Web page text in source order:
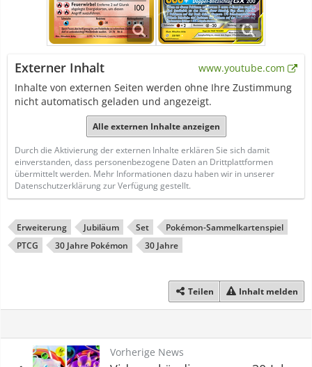
Externer Inhalt
www.youtube.com
Inhalte von externen Seiten werden ohne Ihre Zustimmung
nicht automatisch geladen und angezeigt.
Alle externen Inhalte anzeigen
Durch die Aktivierung der externen Inhalte erklären Sie sich damit
einverstanden, dass personenbezogene Daten an Drittplattformen
übermittelt werden. Mehr Informationen dazu haben wir in unserer
Datenschutzerklärung zur Verfügung gestellt.
Erweiterung Jubiläum Set
Pokémon-Sammelkartenspiel
PTCG
30 Jahre Pokémon 30 Jahre
Teilen Inhalt melden
Vorherige News